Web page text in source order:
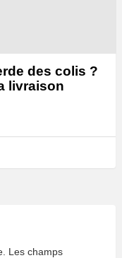
des colis ?
livraison
Les champs